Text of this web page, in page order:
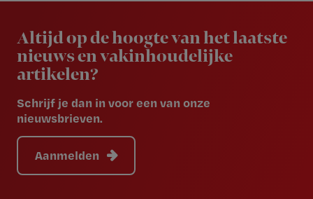
Altijd op de hoogte van het laatste
nieuws en vakinhoudelijke
artikelen?
Schrijf je dan in voor een van onze
nieuwsbrieven.
Aanmelden